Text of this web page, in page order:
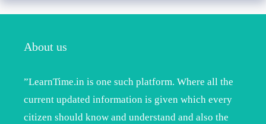
About us
”LearnTime.in is one such platform. Where all the
current updated information is given which every
citizen should know and understand and also the